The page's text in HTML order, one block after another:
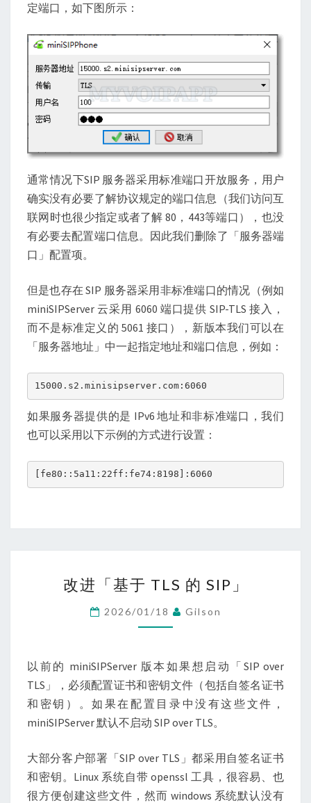
定端口，如下图所示：
通常情况下SIP 服务器采用标准端口开放服务，用户
确实没有必要了解协议规定的端口信息（我们访问互
联网时也很少指定或者了解 80，443等端口），也没
有必要去配置端口信息。因此我们删除了「服务器端
口」配置项。
但是也存在 SIP 服务器采用非标准端口的情况（例如
miniSIPServer 云采用 6060 端口提供 SIP-TLS 接入，
而不是标准定义的 5061 接口），新版本我们可以在
「服务器地址」中一起指定地址和端口信息，例如：
15000.s2.minisipserver.com:6060
如果服务器提供的是 IPv6 地址和非标准端口，我们
也可以采用以下示例的方式进行设置：
[fe80::5a11:22ff:fe74:8198]:6060
进
「基
于
的
SIP」
改进「基于 TLS 的 SIP」
2026/01/18 Gilson
以前的 miniSIPServer 版本如果想启动「SIP over
TLS」，必须配置证书和密钥文件（包括自签名证书
和密钥）。如果在配置目录中没有这些文件，
miniSIPServer 默认不启动 SIP over TLS。
大部分客户部署「SIP over TLS」都采用自签名证书
和密钥。Linux 系统自带 openssl 工具，很容易、也
很方便创建这些文件，然而 windows 系统默认没有